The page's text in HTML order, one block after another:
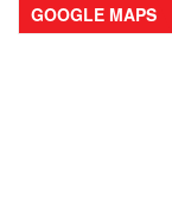
GOOGLE MAPS